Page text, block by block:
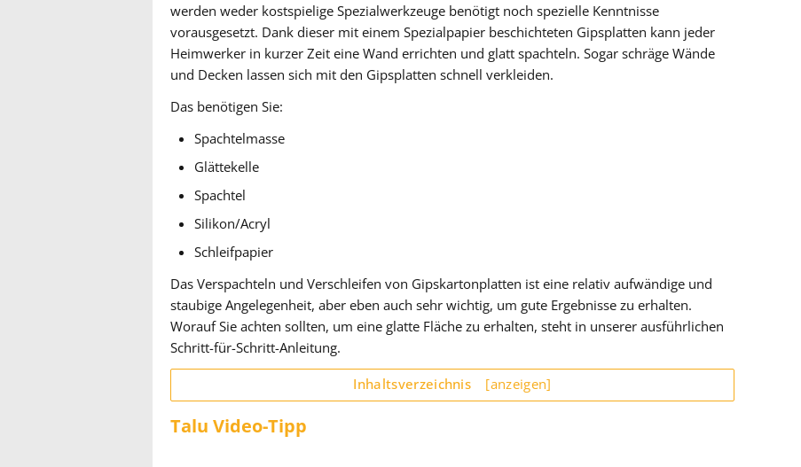
werden weder kostspielige Spezialwerkzeuge benötigt noch spezielle Kenntnisse
vorausgesetzt. Dank dieser mit einem Spezialpapier beschichteten Gipsplatten kann jeder
Heimwerker in kurzer Zeit eine Wand errichten und glatt spachteln. Sogar schräge Wände
und Decken lassen sich mit den Gipsplatten schnell verkleiden.
Das benötigen Sie:
Spachtelmasse
Glättekelle
Spachtel
Silikon/Acryl
Schleifpapier
Das Verspachteln und Verschleifen von Gipskartonplatten ist eine relativ aufwändige und
staubige Angelegenheit, aber eben auch sehr wichtig, um gute Ergebnisse zu erhalten.
Worauf Sie achten sollten, um eine glatte Fläche zu erhalten, steht in unserer ausführlichen
Schritt-für-Schritt-Anleitung.
Inhaltsverzeichnis [anzeigen]
Talu Video-Tipp